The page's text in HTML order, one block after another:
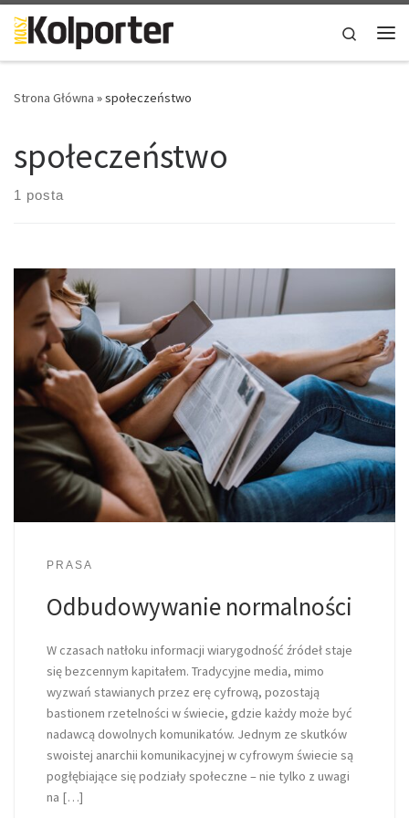
Skip to content
Search
Strona Główna »społeczeństwo
społeczeństwo
1 posta
PRASA
Odbudowywanie normalności
W czasach natłoku informacji wiarygodność źródeł staje
się bezcennym kapitałem. Tradycyjne media, mimo
wyzwań stawianych przez erę cyfrową, pozostają
bastionem rzetelności w świecie, gdzie każdy może być
nadawcą dowolnych komunikatów. Jednym ze skutków
swoistej anarchii komunikacyjnej w cyfrowym świecie są
pogłębiające się podziały społeczne – nie tylko z uwagi
na […]